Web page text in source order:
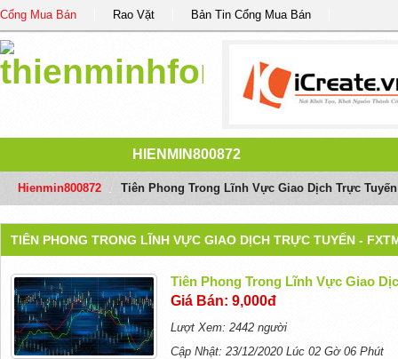
Cổng Mua Bán Rao Vặt Bản Tin Cổng Mua Bán
HIENMIN800872
Hienmin800872 Tiên Phong Trong Lĩnh Vực Giao Dịch Trực Tuyến
TIÊN PHONG TRONG LĨNH VỰC GIAO DỊCH TRỰC TUYẾN -
Tiên Phong Trong Lĩnh Vực Giao
Giá Bán: 9,000đ
Lượt Xem: 2442 người
Cập Nhật: 23/12/2020 Lúc 02 Gờ 06 Phút